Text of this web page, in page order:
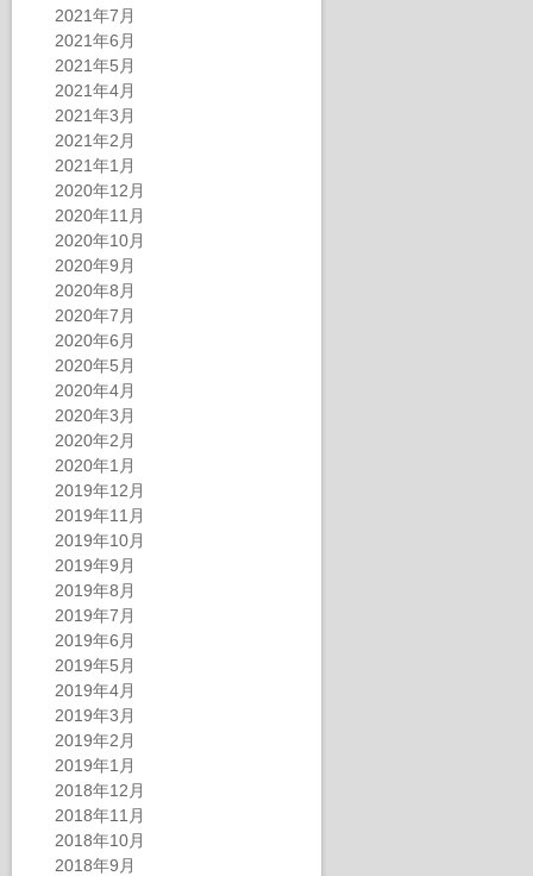
2021年7月
2021年6月
2021年5月
2021年4月
2021年3月
2021年2月
2021年1月
2020年12月
2020年11月
2020年10月
2020年9月
2020年8月
2020年7月
2020年6月
2020年5月
2020年4月
2020年3月
2020年2月
2020年1月
2019年12月
2019年11月
2019年10月
2019年9月
2019年8月
2019年7月
2019年6月
2019年5月
2019年4月
2019年3月
2019年2月
2019年1月
2018年12月
2018年11月
2018年10月
2018年9月